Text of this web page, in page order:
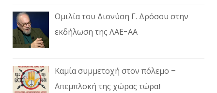
Ομιλία του Διονύση Γ. Δρόσου στην
εκδήλωση της ΛΑΕ-ΑΑ
Καμία συμμετοχή στον πόλεμο –
Απεμπλοκή της χώρας τώρα!